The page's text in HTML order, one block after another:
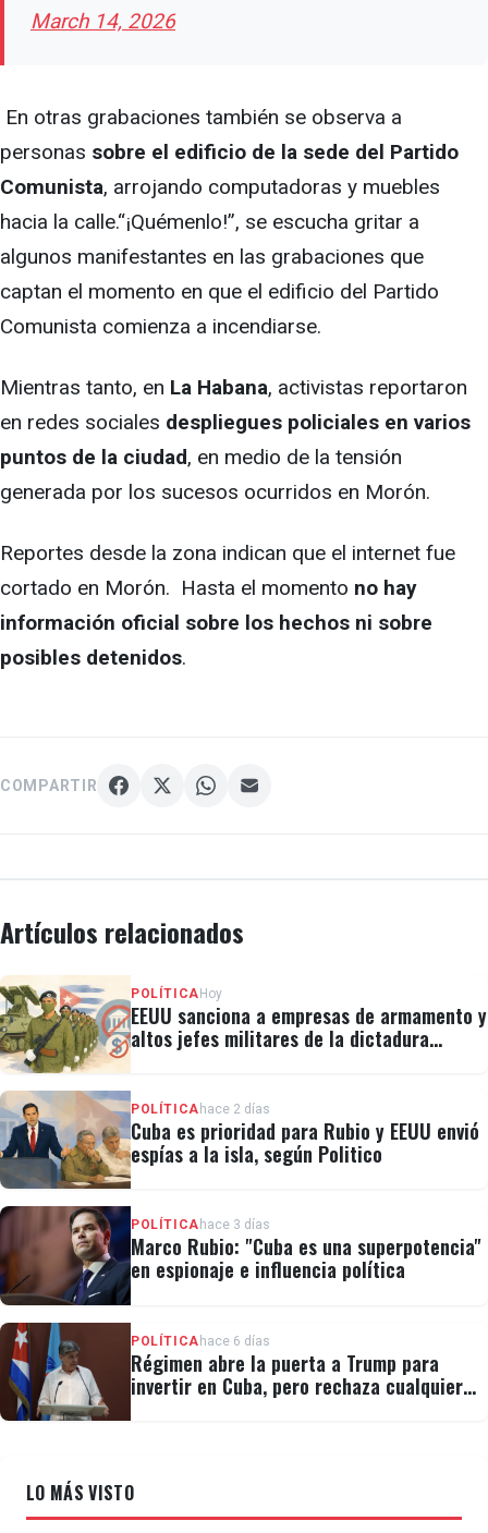
March 14, 2026
En otras grabaciones también se observa a
personas sobre el edificio de la sede del Partido
Comunista, arrojando computadoras y muebles
hacia la calle.“¡Quémenlo!”, se escucha gritar a
algunos manifestantes en las grabaciones que
captan el momento en que el edificio del Partido
Comunista comienza a incendiarse.
Mientras tanto, en La Habana, activistas reportaron
en redes sociales despliegues policiales en varios
puntos de la ciudad, en medio de la tensión
generada por los sucesos ocurridos en Morón.
Reportes desde la zona indican que el internet fue
cortado en Morón. Hasta el momento no hay
información oficial sobre los hechos ni sobre
posibles detenidos.
COMPARTIR
Artículos relacionados
POLÍTICA Hoy
EEUU sanciona a empresas de armamento y
altos jefes militares de la dictadura
POLÍTICA hace 2 días
Cuba es prioridad para Rubio y EEUU envió
espías a la isla, según Politico
POLÍTICA hace 3 días
Marco Rubio: "Cuba es una superpotencia"
en espionaje e influencia política
POLÍTICA hace 6 días
Régimen abre la puerta a Trump para
invertir en Cuba, pero rechaza cualquier
LO MÁS VISTO